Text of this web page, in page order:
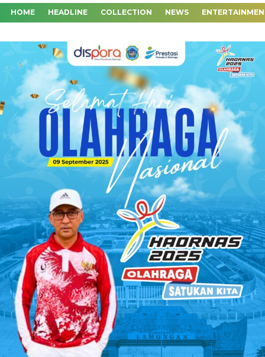
HOME HEADLINE COLLECTION NEWS